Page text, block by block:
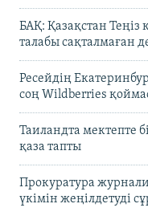
БАҚ: Қазақстан
талабы сақталмаған
Ресейдің
соң Wildberries
Таиландта мектепте
қаза тапты
Прокуратура
үкімін жеңілдетуді